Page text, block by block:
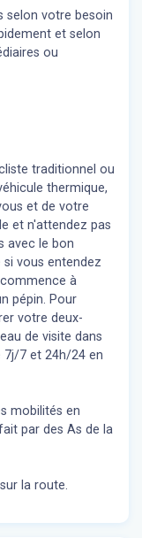
selon votre besoin
et selon
ou
traditionnel ou
thermique,
et de votre
et n'attendez pas
avec le bon
vous entendez
à
pépin. Pour
votre deux-
de visite dans
7j/7 et 24h/24 en
mobilités en
par des As de la
la route.